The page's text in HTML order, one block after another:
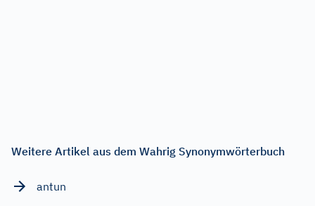
Weitere Artikel aus dem Wahrig Synonymwörterbuch
antun